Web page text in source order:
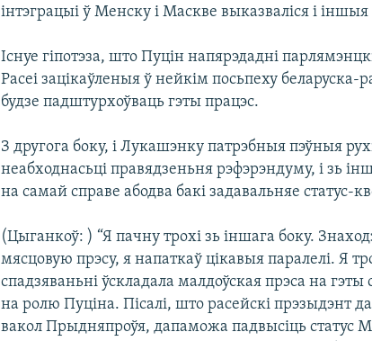
інтэграцыі ў Менску і Маскве выказваліся і
Існуе гіпотэза, што Пуцін напярэдадні
Расеі зацікаўленыя ў нейкім посьпеху беларуска-
будзе падштурхоўваць гэты працэс.
З другога боку, і Лукашэнку патрэбныя пэўныя
неабходнасьці правядзеньня рэфэрэндуму, і зь
на самай справе абодва бакі задавальняе статус-
(Цыганкоў: ) “Я пачну трохі зь іншага боку.
мясцовую прэсу, я напаткаў цікавыя паралелі. Я
спадзяваньні ўскладала малдоўская прэса на гэты
на ролю Пуціна. Пісалі, што расейскі прэзыдэнт
вакол Прыдняпроўя, дапаможа падвысіць статус